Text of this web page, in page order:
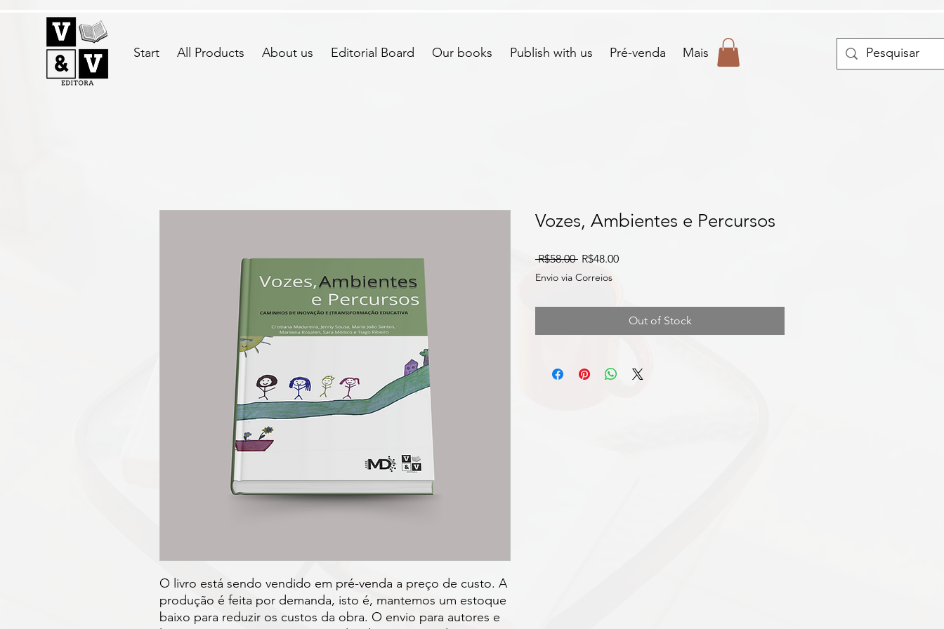
Start All Products About us Editorial Board Our books Publish with us Pré-venda Mais
O livro está sendo vendido em pré-venda a preço de custo. A
produção é feita por demanda, isto é, mantemos um estoque
baixo para reduzir os custos da obra. O envio para autores e
Vozes, Ambientes e Percursos
R$58.00 Regular
Price
R$48.00Sale
Envio via Correios
Out of Stock